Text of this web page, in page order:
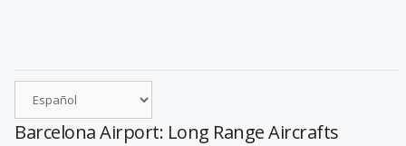
Barcelona Airport: Long Range Aircrafts